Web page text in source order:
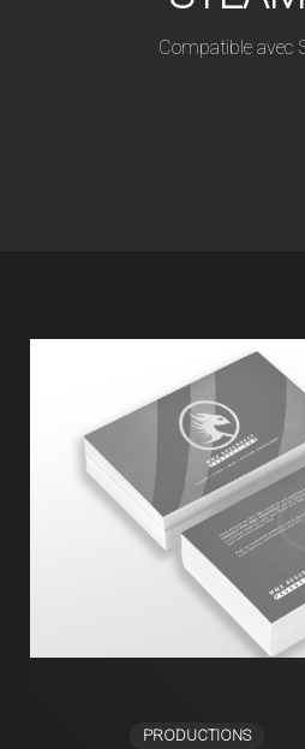
Compatible avec
PRODUCTIONS